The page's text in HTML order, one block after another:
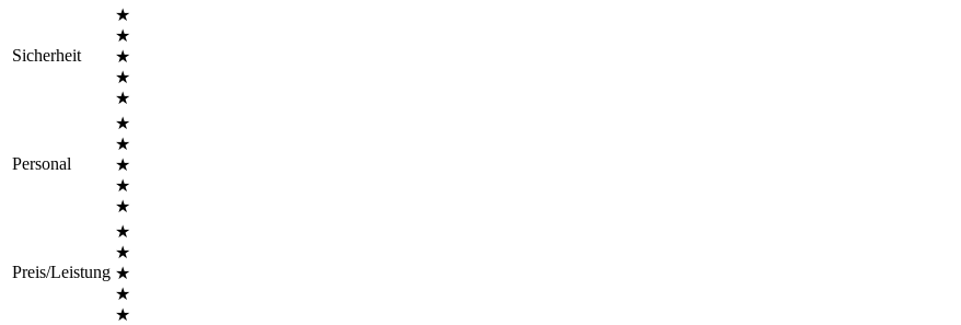
Sicherheit
★
★
★
★
★
Personal
★
★
★
★
★
Preis/Leistung
★
★
★
★
★